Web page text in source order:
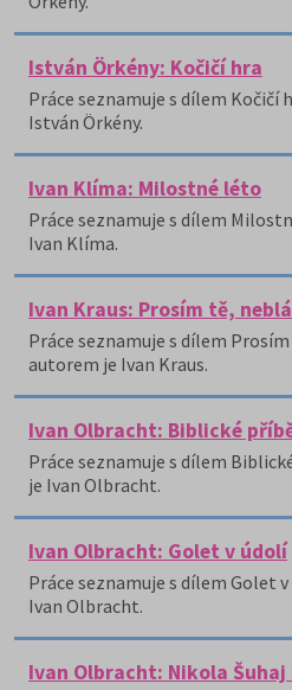
István Örkény: Kočičí hra
Práce seznamuje s dílem Kočičí
István Örkény.
Ivan Klíma: Milostné léto
Práce seznamuje s dílem
Ivan Klíma.
Ivan Kraus: Prosím tě,
Práce seznamuje s dílem
autorem je Ivan Kraus.
Ivan Olbracht: Biblické
Práce seznamuje s dílem
je Ivan Olbracht.
Ivan Olbracht: Golet v údolí
Práce seznamuje s dílem Golet
Ivan Olbracht.
Ivan Olbracht: Nikola